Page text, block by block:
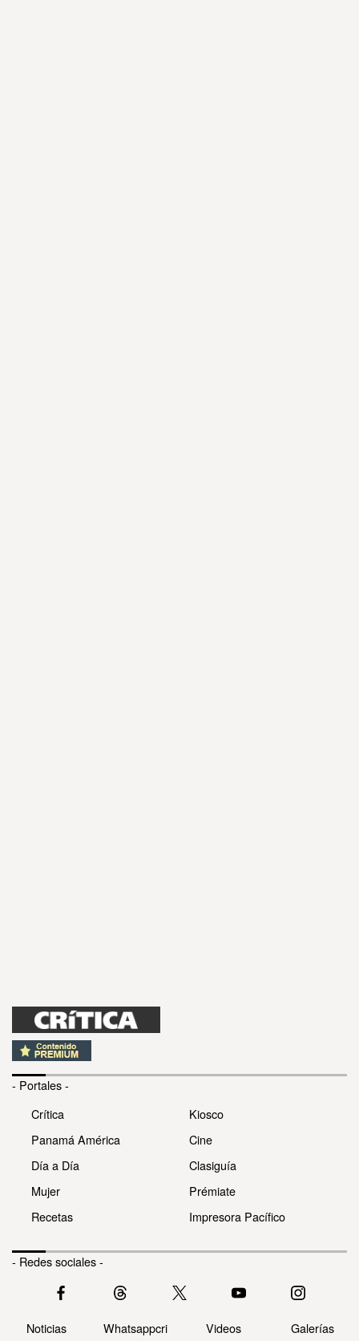
- Portales -
Crítica
Panamá América
Día a Día
Mujer
Recetas
Kiosco
Cine
Clasiguía
Prémiate
Impresora Pacífico
- Redes sociales -
Noticias Whatsappcri Videos Galerías